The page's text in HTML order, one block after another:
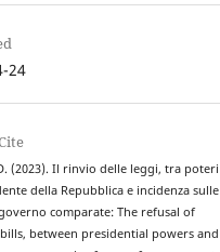
24
(2023). Il rinvio delle leggi, tra poteri
della Repubblica e incidenza sulle
comparate: The refusal of
between presidential powers and